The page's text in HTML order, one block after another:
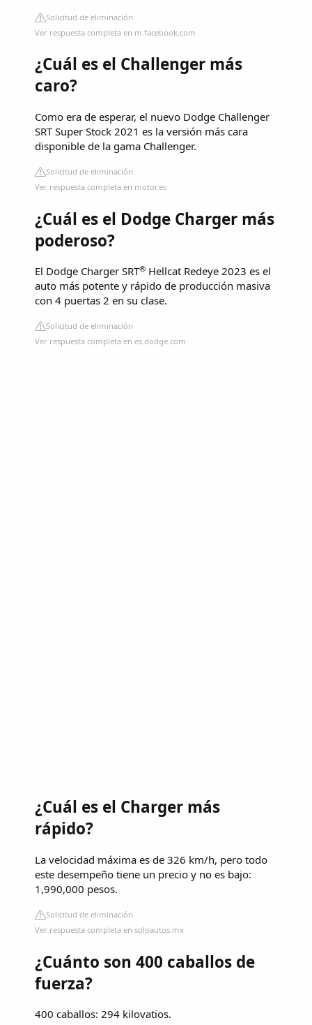
Solicitud de eliminación
Ver respuesta completa en m.facebook.com
¿Cuál es el Challenger más
caro?
Como era de esperar, el nuevo Dodge Challenger
SRT Super Stock 2021 es la versión más cara
disponible de la gama Challenger.
Solicitud de eliminación
Ver respuesta completa en motor.es
¿Cuál es el Dodge Charger más
poderoso?
El Dodge Charger SRT® Hellcat Redeye 2023 es el
auto más potente y rápido de producción masiva
con 4 puertas 2 en su clase.
Solicitud de eliminación
Ver respuesta completa en es.dodge.com
¿Cuál es el Charger más
rápido?
La velocidad máxima es de 326 km/h, pero todo
este desempeño tiene un precio y no es bajo:
1,990,000 pesos.
Solicitud de eliminación
Ver respuesta completa en soloautos.mx
¿Cuánto son 400 caballos de
fuerza?
400 caballos: 294 kilovatios.